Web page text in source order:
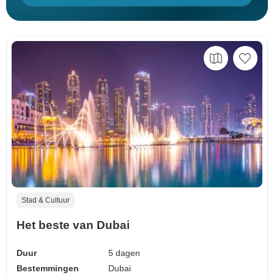
Stad & Cultuur
Het beste van Dubai
Duur
5 dagen
Bestemmingen
Dubai